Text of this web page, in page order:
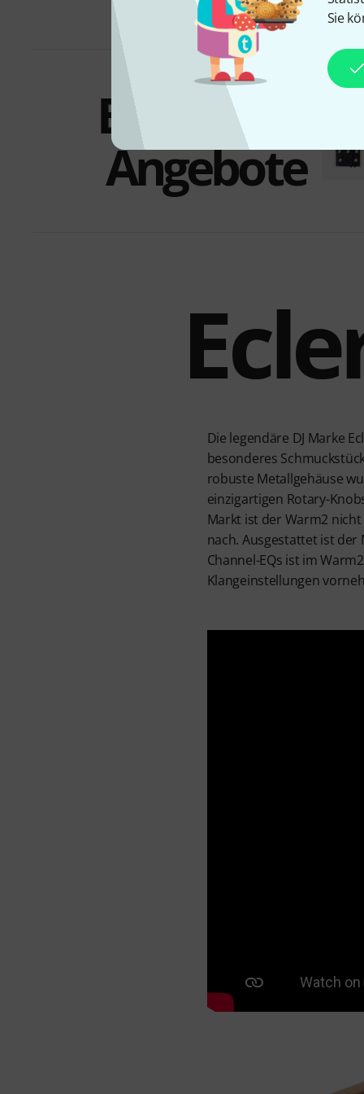
Sie
Bundles &
Angebote
Die legendäre DJ Marke
besonderes
robuste Metallgehäuse
einzigartigen Rotary-
Markt ist der Warm2
nach. Ausgestattet ist
Channel-EQs ist im
Klangeinstellungen